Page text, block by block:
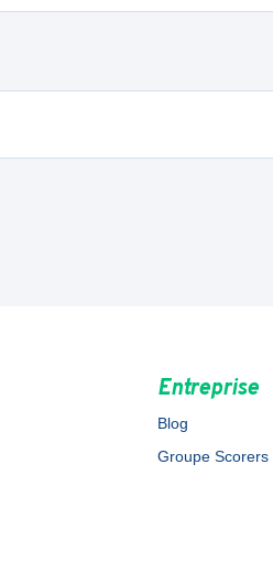
Entreprise
Blog
Groupe Scorers